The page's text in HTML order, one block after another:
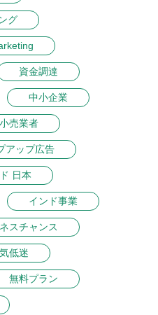
グ
資金調達
中小企業
小売業者
アップ広告
日本
インド事業
スチャンス
低迷
無料プラン